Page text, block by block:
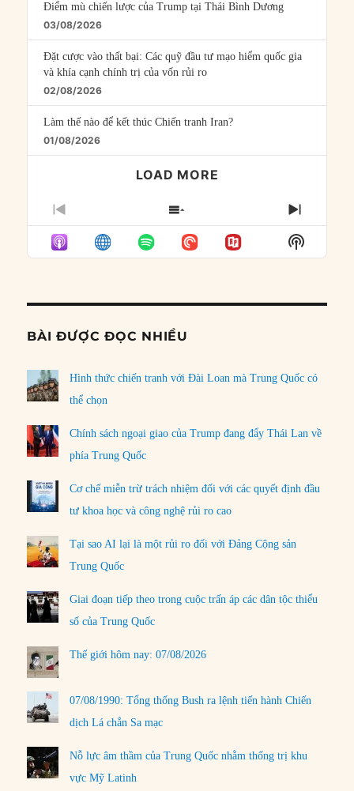
Điểm mù chiến lược của Trump tại Thái Bình Dương
03/08/2026
Đặt cược vào thất bại: Các quỹ đầu tư mạo hiểm quốc gia
và khía cạnh chính trị của vốn rủi ro
02/08/2026
Làm thế nào để kết thúc Chiến tranh Iran?
01/08/2026
LOAD MORE
PREVIOUS
EPISODE
SHOW
EPISODES
LIST
NEXT
Show
Podcast
BÀI ĐƯỢC ĐỌC NHIỀU
Hình thức chiến tranh với Đài Loan mà Trung Quốc có
thể chọn
Chính sách ngoại giao của Trump đang đẩy Thái Lan về
phía Trung Quốc
Cơ chế miễn trừ trách nhiệm đối với các quyết định đầu
tư khoa học và công nghệ rủi ro cao
Tại sao AI lại là một rủi ro đối với Đảng Cộng sản
Trung Quốc
Giai đoạn tiếp theo trong cuộc trấn áp các dân tộc thiểu
số của Trung Quốc
Thế giới hôm nay: 07/08/2026
07/08/1990: Tổng thống Bush ra lệnh tiến hành Chiến
dịch Lá chắn Sa mạc
Nỗ lực âm thầm của Trung Quốc nhằm thống trị khu
vực Mỹ Latinh